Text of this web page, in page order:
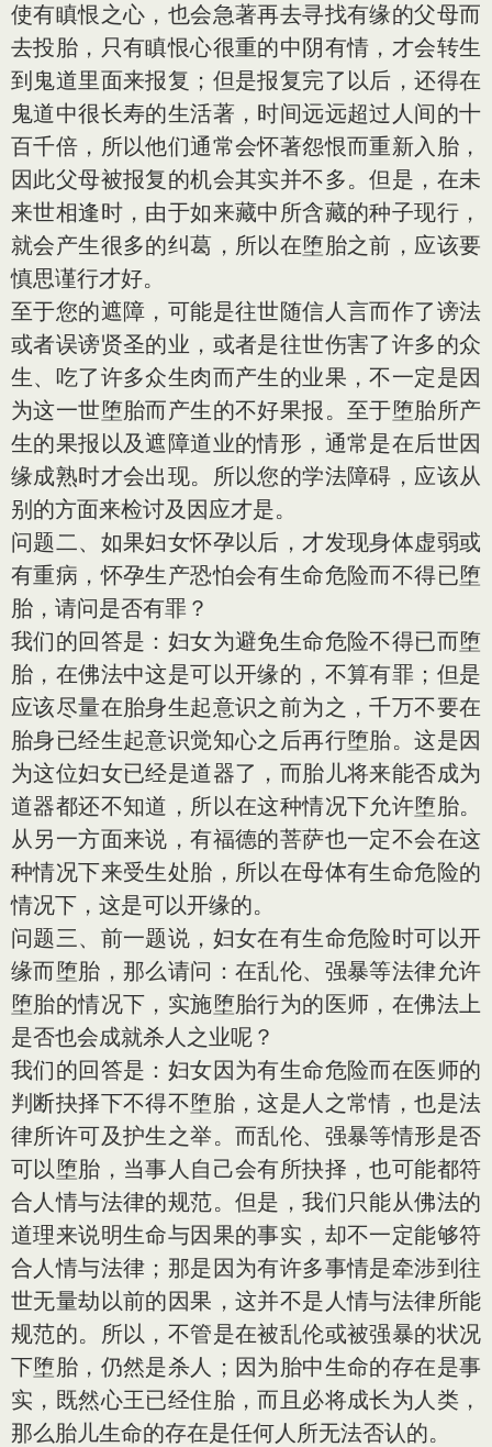
使有瞋恨之心，也会急著再去寻找有缘的父母而
去投胎，只有瞋恨心很重的中阴有情，才会转生
到鬼道里面来报复；但是报复完了以后，还得在
鬼道中很长寿的生活著，时间远远超过人间的十
百千倍，所以他们通常会怀著怨恨而重新入胎，
因此父母被报复的机会其实并不多。但是，在未
来世相逢时，由于如来藏中所含藏的种子现行，
就会产生很多的纠葛，所以在堕胎之前，应该要
慎思谨行才好。
至于您的遮障，可能是往世随信人言而作了谤法
或者误谤贤圣的业，或者是往世伤害了许多的众
生、吃了许多众生肉而产生的业果，不一定是因
为这一世堕胎而产生的不好果报。至于堕胎所产
生的果报以及遮障道业的情形，通常是在后世因
缘成熟时才会出现。所以您的学法障碍，应该从
别的方面来检讨及因应才是。
问题二、如果妇女怀孕以后，才发现身体虚弱或
有重病，怀孕生产恐怕会有生命危险而不得已堕
胎，请问是否有罪？
我们的回答是：妇女为避免生命危险不得已而堕
胎，在佛法中这是可以开缘的，不算有罪；但是
应该尽量在胎身生起意识之前为之，千万不要在
胎身已经生起意识觉知心之后再行堕胎。这是因
为这位妇女已经是道器了，而胎儿将来能否成为
道器都还不知道，所以在这种情况下允许堕胎。
从另一方面来说，有福德的菩萨也一定不会在这
种情况下来受生处胎，所以在母体有生命危险的
情况下，这是可以开缘的。
问题三、前一题说，妇女在有生命危险时可以开
缘而堕胎，那么请问：在乱伦、强暴等法律允许
堕胎的情况下，实施堕胎行为的医师，在佛法上
是否也会成就杀人之业呢？
我们的回答是：妇女因为有生命危险而在医师的
判断抉择下不得不堕胎，这是人之常情，也是法
律所许可及护生之举。而乱伦、强暴等情形是否
可以堕胎，当事人自己会有所抉择，也可能都符
合人情与法律的规范。但是，我们只能从佛法的
道理来说明生命与因果的事实，却不一定能够符
合人情与法律；那是因为有许多事情是牵涉到往
世无量劫以前的因果，这并不是人情与法律所能
规范的。所以，不管是在被乱伦或被强暴的状况
下堕胎，仍然是杀人；因为胎中生命的存在是事
实，既然心王已经住胎，而且必将成长为人类，
那么胎儿生命的存在是任何人所无法否认的。